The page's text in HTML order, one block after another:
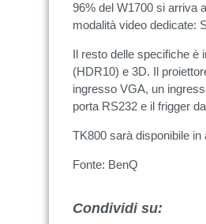
96% del W1700 si arriva
modalità video dedicate:
Il resto delle specifiche è
(HDR10) e 3D. Il
ingresso VGA, un
porta RS232 e il frigger
TK800 sarà disponibile
Fonte: BenQ
Condividi su: